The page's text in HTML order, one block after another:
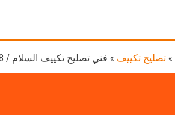
» تصليح تكييف » فني تصليح تكييف السلام / 98548488 / تصليح تكييف مركزي